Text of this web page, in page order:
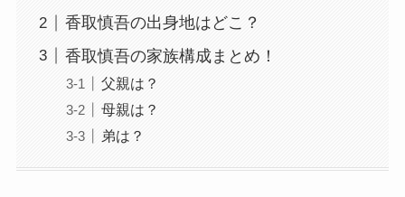
香取慎吾の出身地はどこ？
香取慎吾の家族構成まとめ！
父親は？
母親は？
弟は？